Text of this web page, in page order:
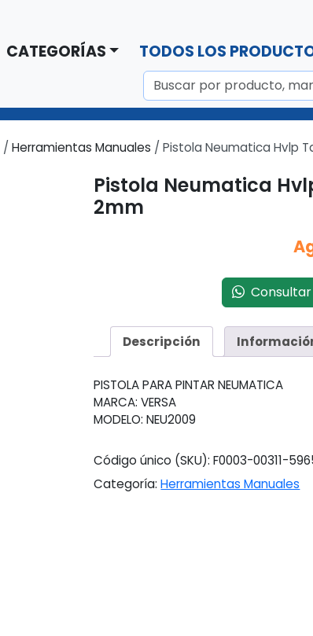
CATEGORÍAS TODOS LOS
/ Herramientas Manuales / Pistola Neumatica Hvlp
Pistola Neumatica
2mm
Consultar
Descripción
PISTOLA PARA PINTAR NEUMATICA
MARCA: VERSA
MODELO: NEU2009
Código único (SKU):F0003-00311-
Categoría:Herramientas Manuales